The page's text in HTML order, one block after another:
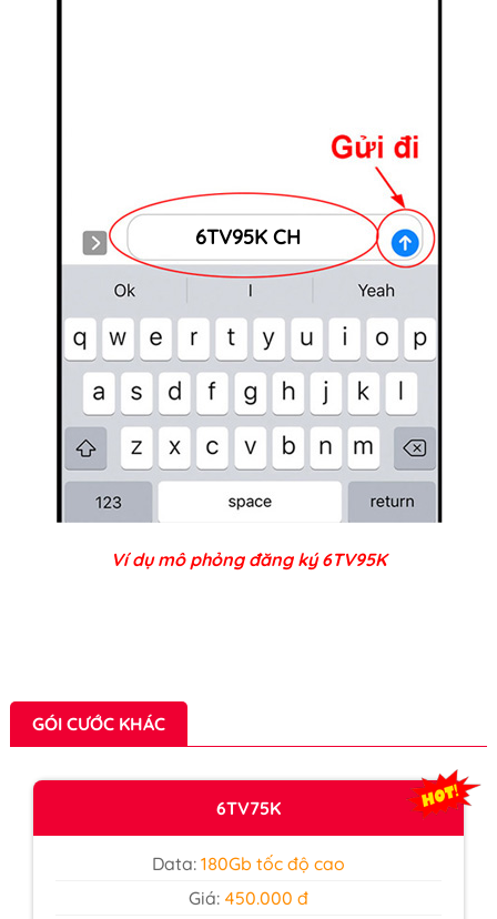
6TV95K CH
Ví dụ mô phỏng đăng ký 6TV95K
GÓI CƯỚC KHÁC
6TV75K
Data: 180Gb tốc độ cao
Giá: 450.000 đ